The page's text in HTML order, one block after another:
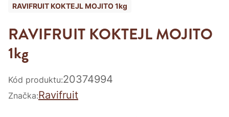
RAVIFRUIT KOKTEJL MOJITO 1kg
RAVIFRUIT KOKTEJL MOJITO
1kg
Kód produktu:20374994
Značka:Ravifruit